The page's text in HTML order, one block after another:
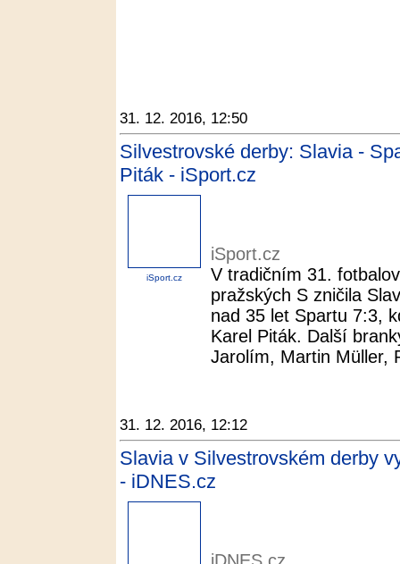
31. 12. 2016, 12:50
Silvestrovské derby: Slavia -
Piták - iSport.cz
iSport.cz
iSport.cz
V tradičním 31.
pražských S zničila
nad 35 let Spartu 7:3,
Karel Piták. Další
Jarolím, Martin Müller,
31. 12. 2016, 12:12
Slavia v Silvestrovském derby
- iDNES.cz